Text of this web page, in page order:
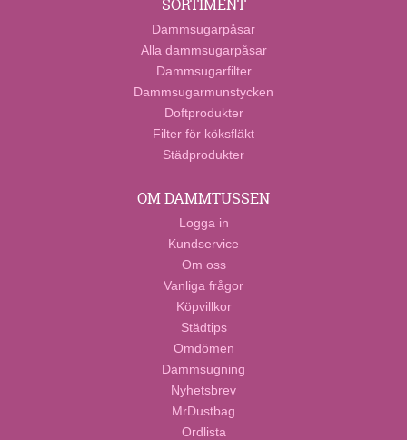
SORTIMENT
Dammsugarpåsar
Alla dammsugarpåsar
Dammsugarfilter
Dammsugarmunstycken
Doftprodukter
Filter för köksfläkt
Städprodukter
OM DAMMTUSSEN
Logga in
Kundservice
Om oss
Vanliga frågor
Köpvillkor
Städtips
Omdömen
Dammsugning
Nyhetsbrev
MrDustbag
Ordlista